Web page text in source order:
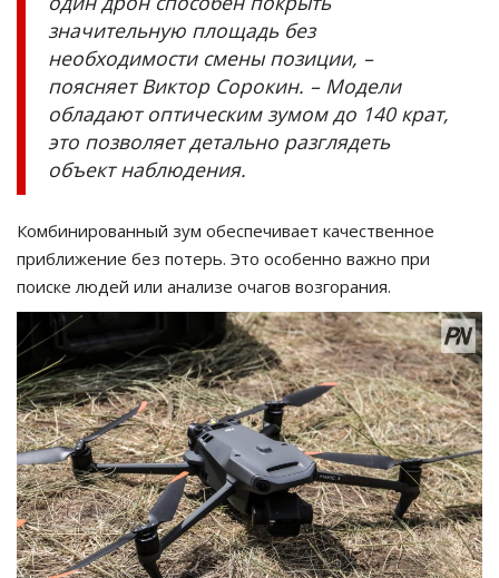
значительную площадь без
необходимости смены позиции, –
поясняет Виктор Сорокин. – Модели
обладают оптическим зумом до 140 крат,
это позволяет детально разглядеть
объект наблюдения.
Комбинированный зум обеспечивает качественное
приближение без потерь. Это особенно важно при
поиске людей или анализе очагов возгорания.